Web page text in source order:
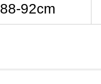
88-92cm